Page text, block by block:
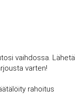
vaihdossa. Lähetä
varten!
rahoitus